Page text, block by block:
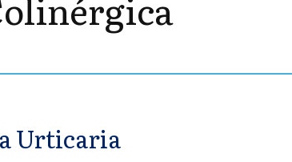
Urticaria